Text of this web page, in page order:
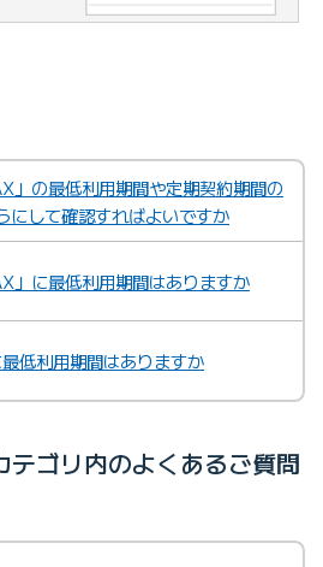
」の最低利用期間や定期契約期間の
にして確認すればよいですか
」に最低利用期間はありますか
低利用期間はありますか
テゴリ内のよくあるご質問